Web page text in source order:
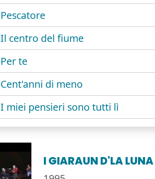
Pescatore
Il centro del fiume
Per te
Cent'anni di meno
I miei pensieri sono tutti lì
I GIARAUN D'LA LUNA